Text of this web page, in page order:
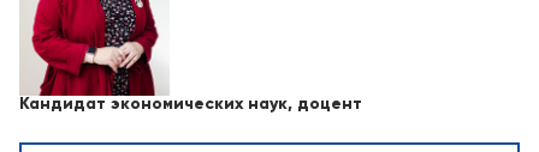
Кандидат экономических наук, доцент